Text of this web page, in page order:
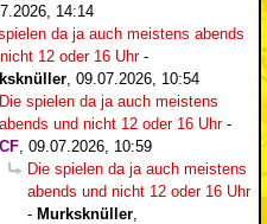
14:14
da ja auch meistens abends
12 oder 16 Uhr-
09.07.2026, 10:54
Die spielen da ja auch meistens
abends und nicht 12 oder 16 Uhr-
CF 09.07.2026, 10:59
Die spielen da ja auch meistens
abends und nicht 12 oder 16 Uhr
- Murksknüller